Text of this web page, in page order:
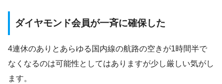
ダイヤモンド会員が一斉に確保した
4連休のありとあらゆる国内線の航路の空きが1時間半で
なくなるのは可能性としてはありますが少し厳しい気がし
ます。